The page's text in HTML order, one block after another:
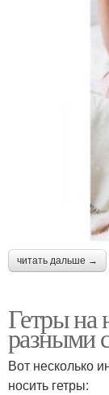
читать дальше →
Гетры на
разными
Вот несколько
носить гетры: